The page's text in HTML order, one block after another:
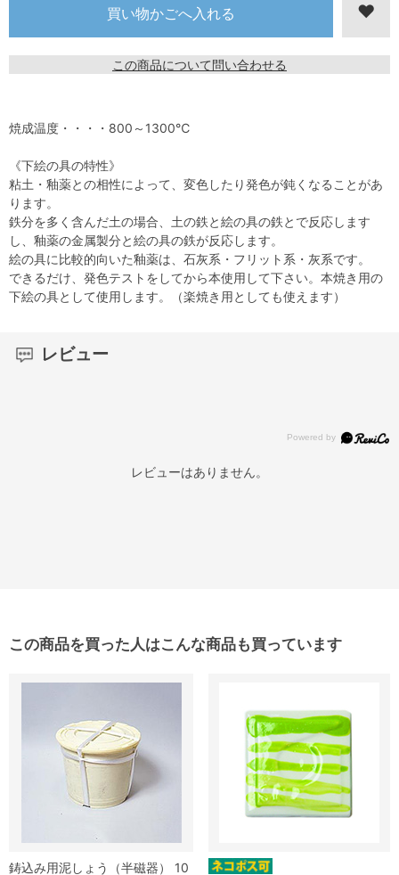
この商品について問い合わせる
焼成温度・・・・800～1300℃
《下絵の具の特性》
粘土・釉薬との相性によって、変色したり発色が鈍くなることがあ
ります。
鉄分を多く含んだ土の場合、土の鉄と絵の具の鉄とで反応します
し、釉薬の金属製分と絵の具の鉄が反応します。
絵の具に比較的向いた釉薬は、石灰系・フリット系・灰系です。
できるだけ、発色テストをしてから本使用して下さい。本焼き用の
下絵の具として使用します。（楽焼き用としても使えます）
レビュー
レビューはありません。
この商品を買った人はこんな商品も買っています
鋳込み用泥しょう（半磁器） 10